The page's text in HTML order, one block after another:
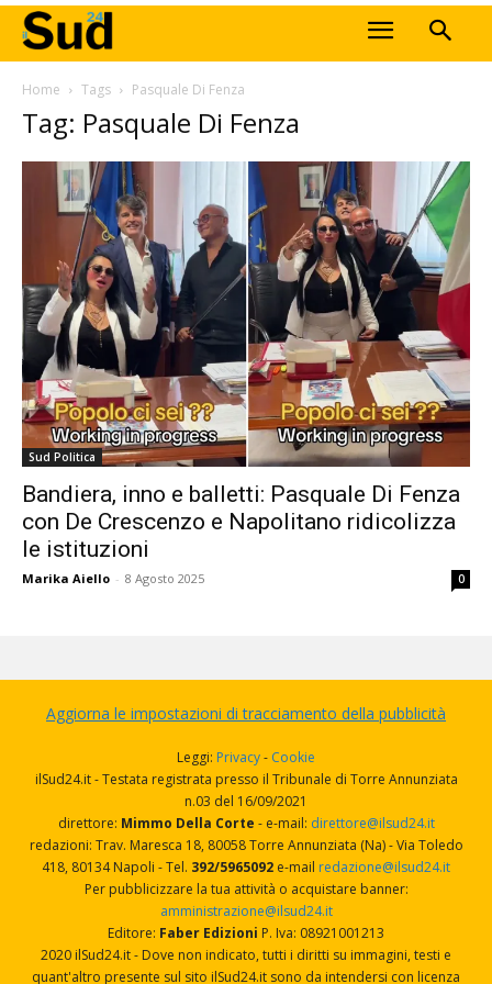
Home Tags Pasquale Di Fenza
Tag: Pasquale Di Fenza
Sud Politica
Bandiera, inno e balletti: Pasquale Di Fenza
con De Crescenzo e Napolitano ridicolizza
le istituzioni
Marika Aiello - 8 Agosto 2025 0
Aggiorna le impostazioni di tracciamento della pubblicità
Leggi: Privacy- Cookie
ilSud24.it - Testata registrata presso il Tribunale di Torre Annunziata
n.03 del 16/09/2021
direttore: Mimmo Della Corte - e-mail: direttore@ilsud24.it
redazioni: Trav. Maresca 18, 80058 Torre Annunziata (Na) - Via Toledo
418, 80134 Napoli - Tel. 392/5965092 e-mail redazione@ilsud24.it
Per pubblicizzare la tua attività o acquistare banner:
amministrazione@ilsud24.it
Editore: Faber Edizioni P. Iva: 08921001213
2020 ilSud24.it - Dove non indicato, tutti i diritti su immagini, testi e
quant'altro presente sul sito ilSud24.it sono da intendersi con licenza